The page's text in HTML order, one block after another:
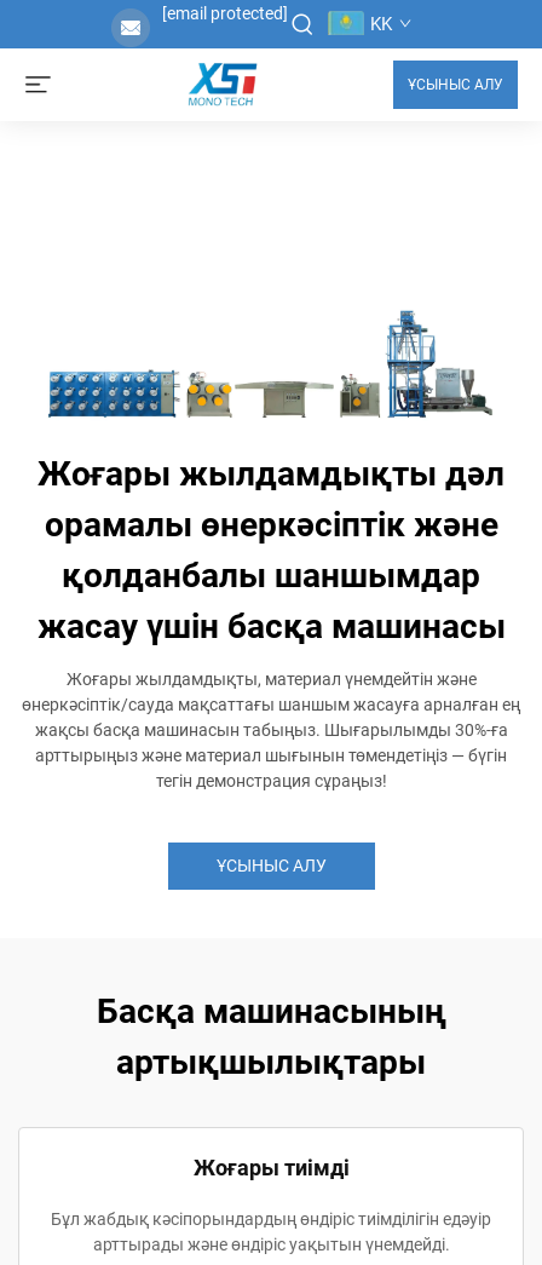
[email protected] KK
ҰСЫНЫС АЛУ
Жоғары жылдамдықты дәл
орамалы өнеркәсіптік және
қолданбалы шаншымдар
жасау үшін басқа машинасы
Жоғары жылдамдықты, материал үнемдейтін және
өнеркәсіптік/сауда мақсаттағы шаншым жасауға арналған ең
жақсы басқа машинасын табыңыз. Шығарылымды 30%-ға
арттырыңыз және материал шығынын төмендетіңіз — бүгін
тегін демонстрация сұраңыз!
ҰСЫНЫС АЛУ
Басқа машинасының
артықшылықтары
Жоғары тиімді
Бұл жабдық кәсіпорындардың өндіріс тиімділігін едәуір
арттырады және өндіріс уақытын үнемдейді.